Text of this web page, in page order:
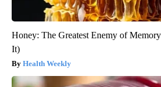
Honey: The Greatest Enemy of
It)
Health Weekly